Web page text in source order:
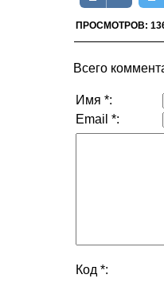
ПРОСМОТРОВ:
Всего
Имя *:
Email *:
Код *: